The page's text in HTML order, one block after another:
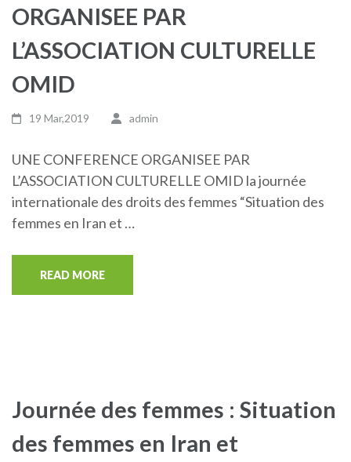
ORGANISEE PAR
L’ASSOCIATION CULTURELLE
OMID
19 Mar,2019 admin
UNE CONFERENCE ORGANISEE PAR
L’ASSOCIATION CULTURELLE OMID la journée
internationale des droits des femmes “Situation des
femmes en Iran et …
READ MORE
Journée des femmes : Situation
des femmes en Iran et